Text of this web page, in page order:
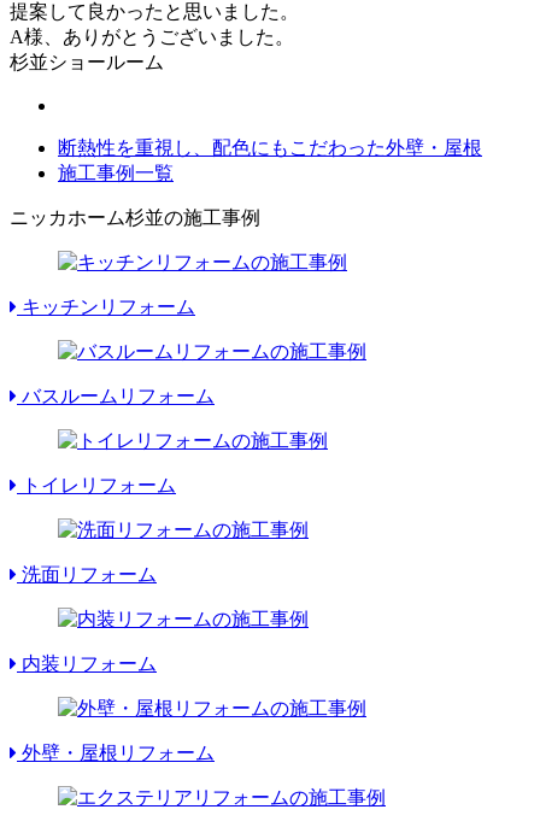
提案して良かったと思いました。
A様、ありがとうございました。
杉並ショールーム
断熱性を重視し、配色にもこだわった外壁・屋根
施工事例一覧
ニッカホーム杉並の施工事例
キッチンリフォーム
バスルームリフォーム
トイレリフォーム
洗面リフォーム
内装リフォーム
外壁・屋根リフォーム